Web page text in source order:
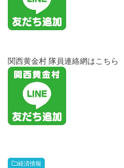
関西黄金村 隊員連絡網はこちら
経済情報